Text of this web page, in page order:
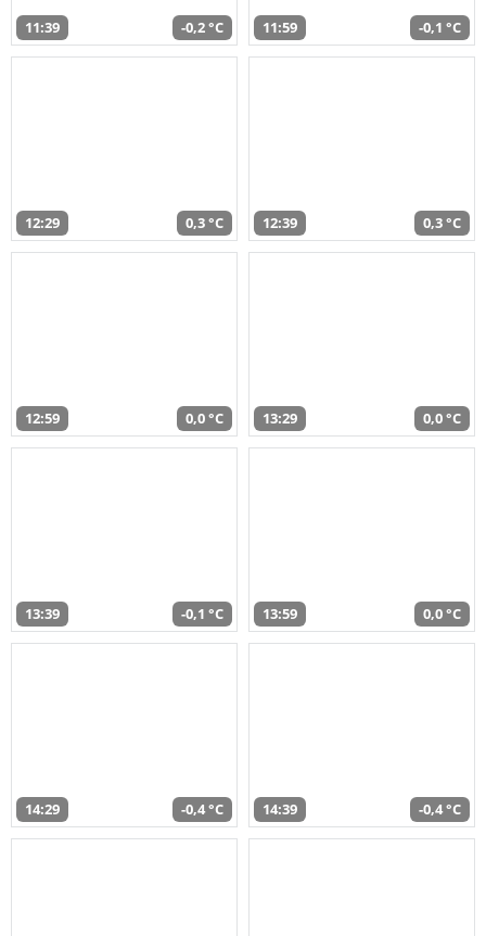
11:39 -0,2 °C 11:59 -0,1 °C
12:29 0,3 °C 12:39 0,3 °C
12:59 0,0 °C 13:29 0,0 °C
13:39 -0,1 °C 13:59 0,0 °C
14:29 -0,4 °C 14:39 -0,4 °C